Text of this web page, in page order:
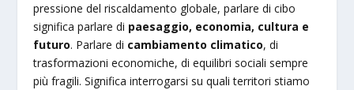
pressione del riscaldamento globale, parlare di cibo
significa parlare di paesaggio, economia, cultura e
futuro. Parlare di cambiamento climatico, di
trasformazioni economiche, di equilibri sociali sempre
più fragili. Significa interrogarsi su quali territori stiamo